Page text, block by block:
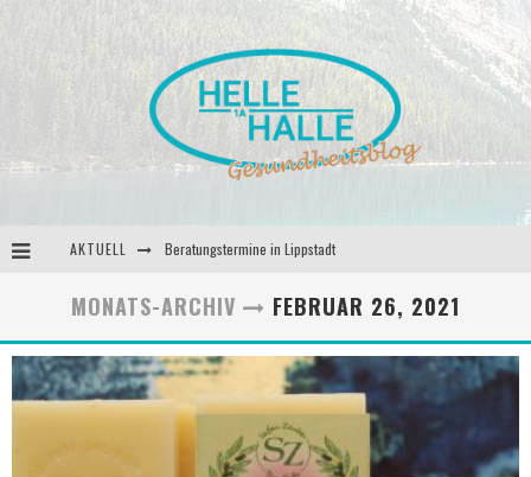
AKTUELL Beratungstermine in Lippstadt
Behandlungstermine in Lippstadt
Andrea Miorin-Bellermann
Kolumne-Ernährungsumstellung
MONATS-ARCHIV FEBRUAR 26, 2021